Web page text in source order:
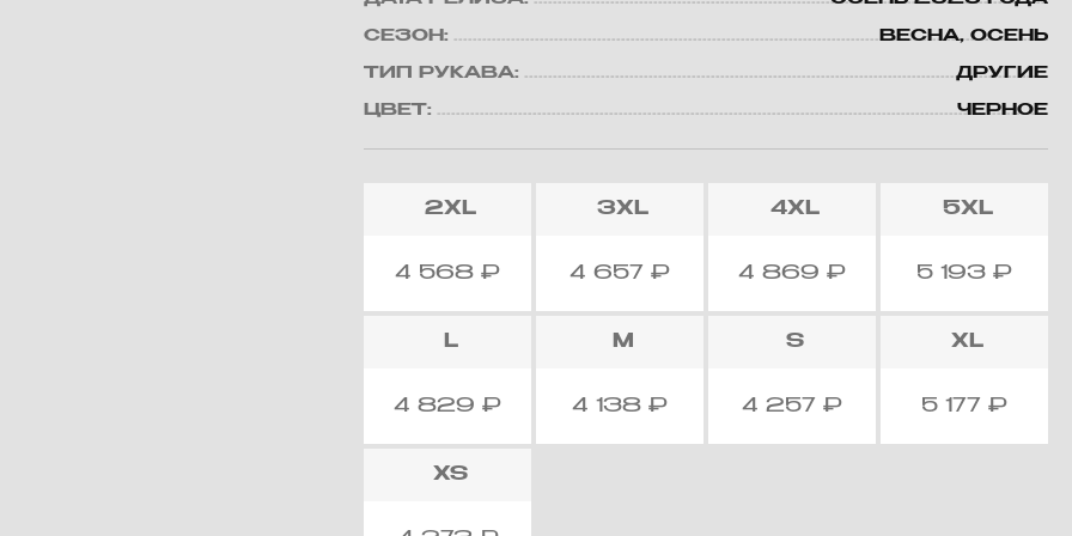
СЕЗОН: ВЕСНА, ОСЕНЬ
ТИП РУКАВА: ДРУГИЕ
ЦВЕТ: ЧЕРНОЕ
2XL
4 568₽
3XL
4 657₽
4XL
4 869₽
5XL
5 193 ₽
L
4 829₽
M
4 138₽
S
4 257₽
XL
5 177 ₽
XS